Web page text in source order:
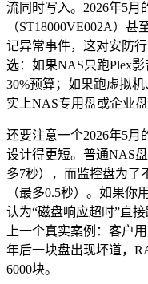
流同时写入。2026年5月
（ST18000VE002A）
记异常事件，这对安防
选：如果NAS只跑Plex
30%预算；如果跑虚拟
实上NAS专用盘或企业盘
还要注意一个2026年5月
设计得更短。普通NAS
多7秒），而监控盘为了
（最多0.5秒）。如果
认为“磁盘响应超时”直
上一个真实案例：客户
年后一块盘出现坏道，
6000块。